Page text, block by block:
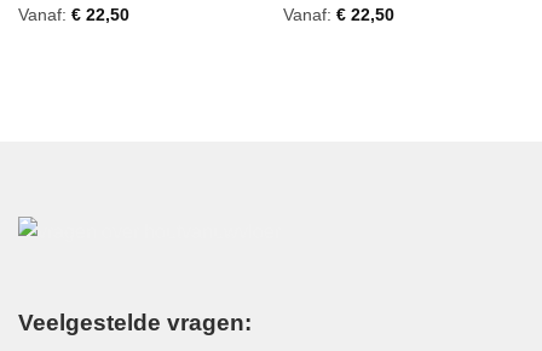
Gewaardeerd
Vanaf: €22,50
Gewaardeerd
Vanaf: €22,50
Veelgestelde vragen: